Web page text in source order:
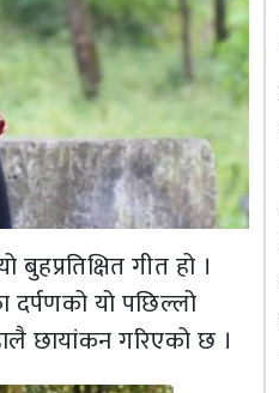
गीत हो ।
यो पछिल्लो
छायांकन गरिएको छ ।